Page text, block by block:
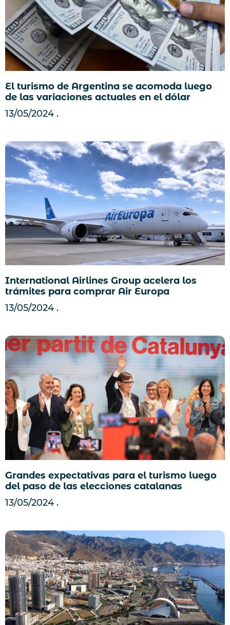
El turismo de Argentina se acomoda luego
de las variaciones actuales en el dólar
13/05/2024
International Airlines Group acelera los
trámites para comprar Air Europa
13/05/2024
Grandes expectativas para el turismo luego
del paso de las elecciones catalanas
13/05/2024